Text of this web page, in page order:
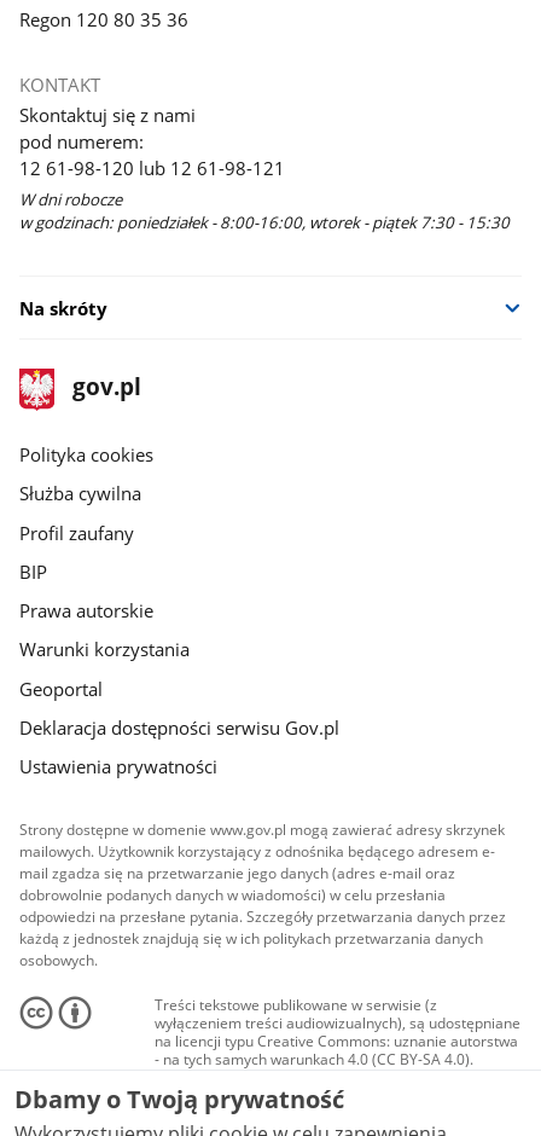
Regon 120 80 35 36
KONTAKT
Skontaktuj się z nami
pod numerem:
12 61-98-120 lub 12 61-98-121
W dni robocze
w godzinach: poniedziałek - 8:00-16:00, wtorek - piątek 7:30 - 15:30
Na skróty
stopka
gov.pl
Strona
gov.pl
gov.pl
Polityka cookies
Służba cywilna
Profil zaufany
BIP
Prawa autorskie
Warunki korzystania
Geoportal
Deklaracja dostępności serwisu Gov.pl
Ustawienia prywatności
Strony dostępne w domenie www.gov.pl mogą zawierać adresy skrzynek
mailowych. Użytkownik korzystający z odnośnika będącego adresem e-
mail zgadza się na przetwarzanie jego danych (adres e-mail oraz
dobrowolnie podanych danych w wiadomości) w celu przesłania
odpowiedzi na przesłane pytania. Szczegóły przetwarzania danych przez
każdą z jednostek znajdują się w ich politykach przetwarzania danych
osobowych.
Treści tekstowe publikowane w serwisie (z
wyłączeniem treści audiowizualnych), są udostępniane
na licencji typu Creative Commons: uznanie autorstwa
- na tych samych warunkach 4.0 (CC BY-SA 4.0).
Materiały audiowizualne, w tym zdjęcia, materiały
audio i wideo, są udostępniane na licencji typu
Creative Commons: uznanie autorstwa użycie
Dbamy o Twoją prywatność